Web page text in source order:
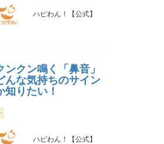
ハピわん！【公式】
ンクン鳴く「鼻音」
んな気持ちのサイン
知りたい！
ハピわん！【公式】